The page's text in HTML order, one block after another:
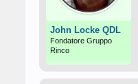
John Locke QDL
Fondatore Gruppo
Rinco